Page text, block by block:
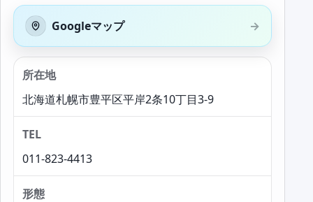
Googleマップ
所在地
北海道札幌市豊平区平岸2条10丁目3-9
TEL
011-823-4413
形態